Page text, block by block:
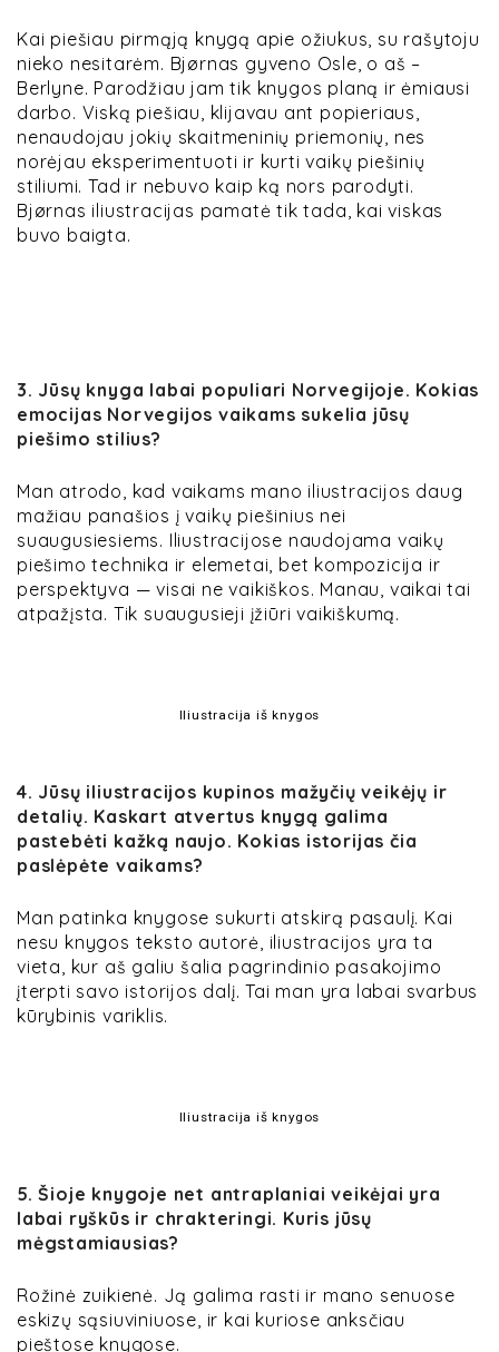
Kai piešiau pirmąją knygą apie ožiukus, su rašytoju
nieko nesitarėm. Bjørnas gyveno Osle, o aš –
Berlyne. Parodžiau jam tik knygos planą ir ėmiausi
darbo. Viską piešiau, klijavau ant popieriaus,
nenaudojau jokių skaitmeninių priemonių, nes
norėjau eksperimentuoti ir kurti vaikų piešinių
stiliumi. Tad ir nebuvo kaip ką nors parodyti.
Bjørnas iliustracijas pamatė tik tada, kai viskas
buvo baigta.
3. Jūsų knyga labai populiari Norvegijoje. Kokias
emocijas Norvegijos vaikams sukelia jūsų
piešimo stilius?
Man atrodo, kad vaikams mano iliustracijos daug
mažiau panašios į vaikų piešinius nei
suaugusiesiems. Iliustracijose naudojama vaikų
piešimo technika ir elemetai, bet kompozicija ir
perspektyva — visai ne vaikiškos. Manau, vaikai tai
atpažįsta. Tik suaugusieji įžiūri vaikiškumą.
Iliustracija iš knygos
4. Jūsų iliustracijos kupinos mažyčių veikėjų ir
detalių. Kaskart atvertus knygą galima
pastebėti kažką naujo. Kokias istorijas čia
paslėpėte vaikams?
Man patinka knygose sukurti atskirą pasaulį. Kai
nesu knygos teksto autorė, iliustracijos yra ta
vieta, kur aš galiu šalia pagrindinio pasakojimo
įterpti savo istorijos dalį. Tai man yra labai svarbus
kūrybinis variklis.
Iliustracija iš knygos
5. Šioje knygoje net antraplaniai veikėjai yra
labai ryškūs ir chrakteringi. Kuris jūsų
mėgstamiausias?
Rožinė zuikienė. Ją galima rasti ir mano senuose
eskizų sąsiuviniuose, ir kai kuriose anksčiau
pieštose knygose.